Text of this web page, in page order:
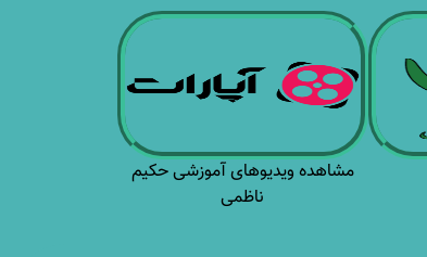
مشاهده ویدیوهای آموزشی حکیم
ناظمی